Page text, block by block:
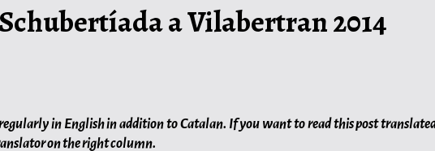
a Vilabertran 2014
in English in addition to Catalan. If you want to read this post
on the right column.